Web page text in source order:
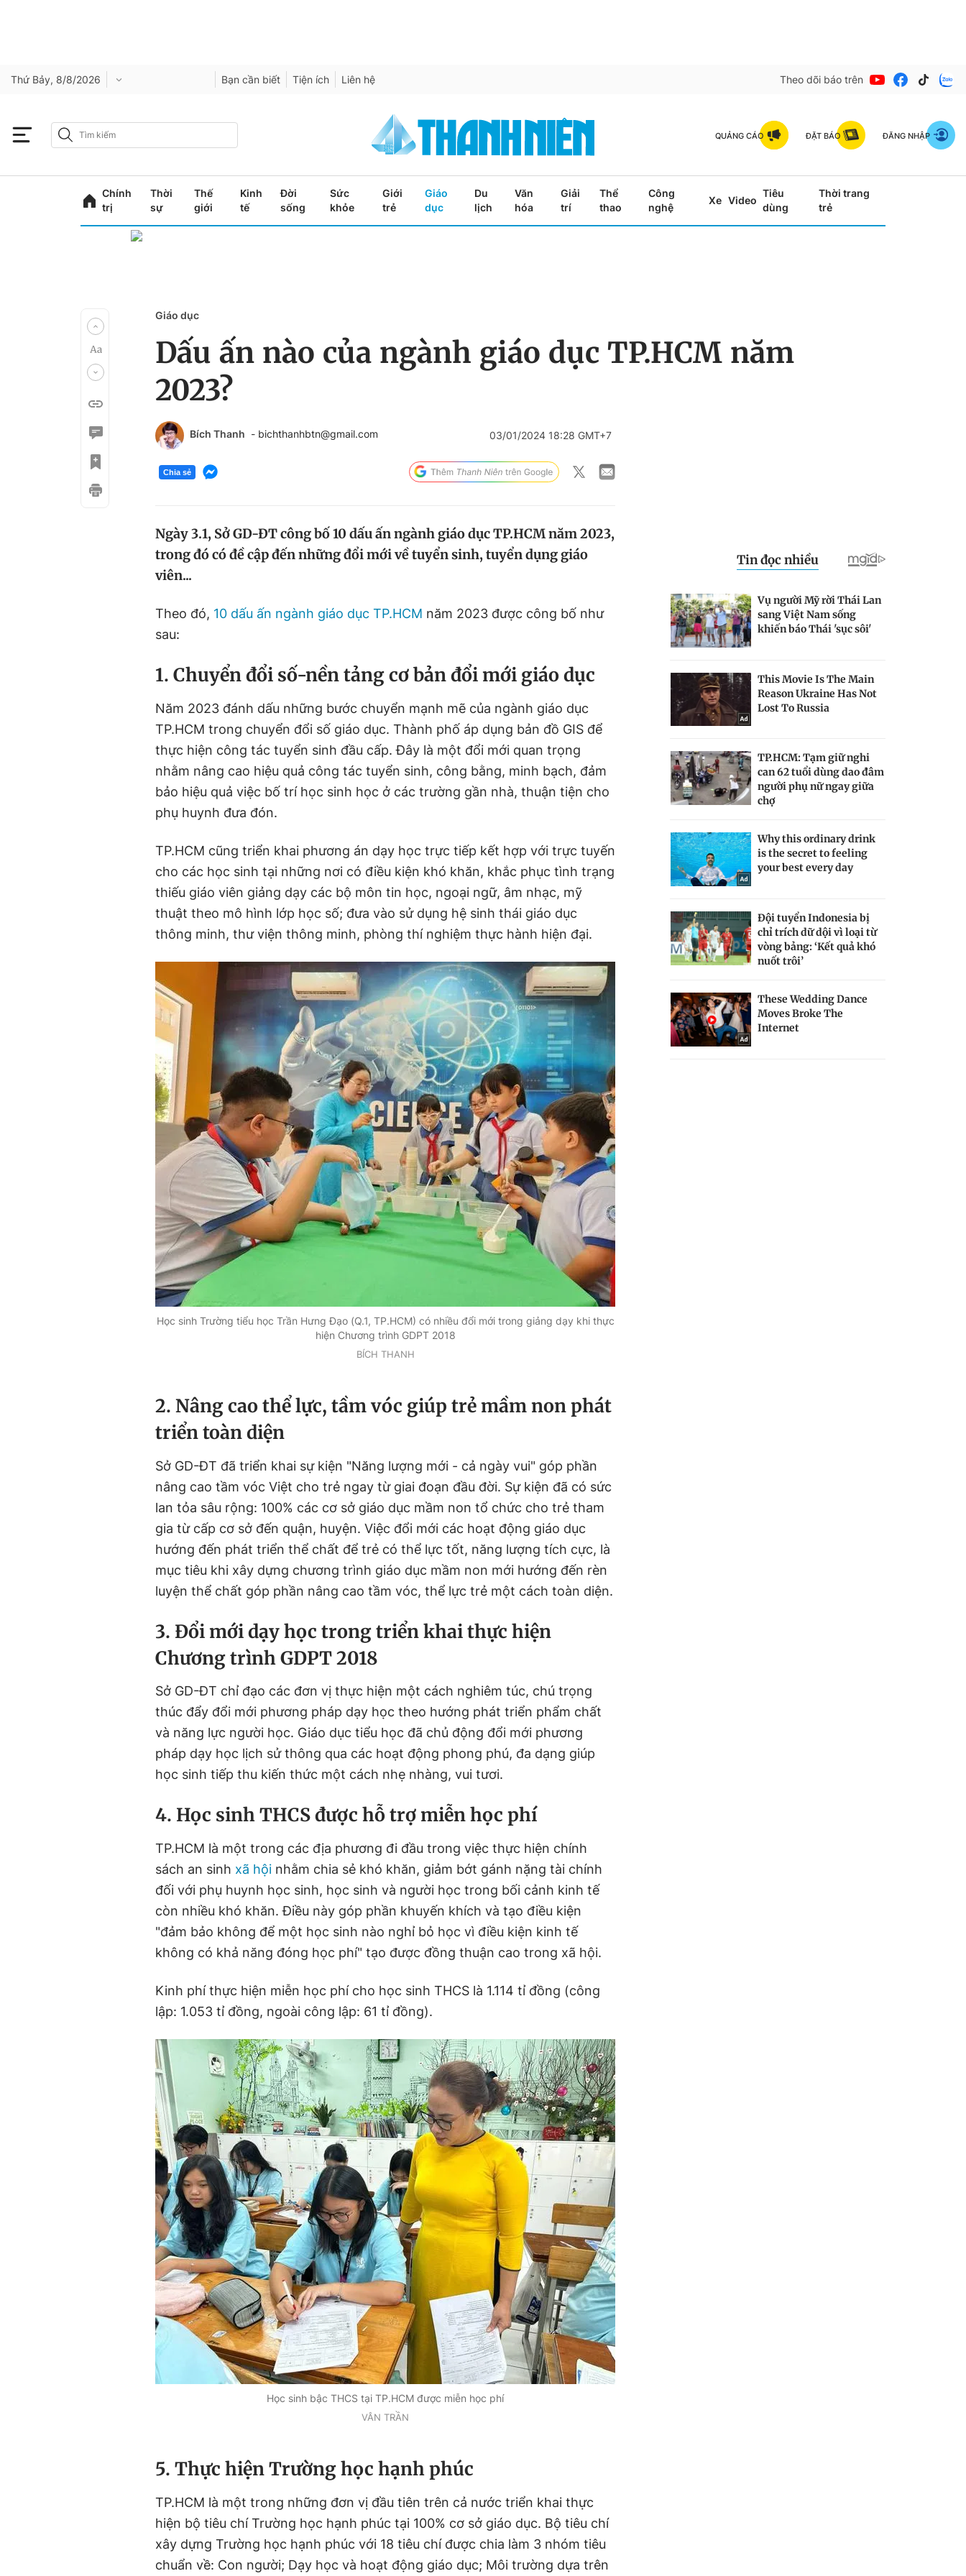
Thứ Bảy, 8/8/2026 Bạn cần biết Tiện ích Liên hệ Theo dõi báo trên
QUẢNG CÁO ĐẶT BÁO ĐĂNG NHẬP
Chính
trị
Thời
sự
Thế
giới
Kinh
tế
Đời
sống
Sức
khỏe
Giới
trẻ
Giáo
dục
Du
lịch
Văn
hóa
Giải
trí
Thể
thao
Công
nghệ
Xe Video
Tiêu
dùng
Thời trang
trẻ
Giáo dục
Dấu ấn nào của ngành giáo dục TP.HCM năm
2023?
Bích Thanh - bichthanhbtn@gmail.com 03/01/2024 18:28 GMT+7
Chia sẻ
Ngày 3.1, Sở GD-ĐT công bố 10 dấu ấn ngành giáo dục TP.HCM năm 2023,
trong đó có đề cập đến những đổi mới về tuyển sinh, tuyển dụng giáo
viên...
Theo đó, 10 dấu ấn ngành giáo dục TP.HCM năm 2023 được công bố như
sau:
1. Chuyển đổi số-nền tảng cơ bản đổi mới giáo dục
Năm 2023 đánh dấu những bước chuyển mạnh mẽ của ngành giáo dục
TP.HCM trong chuyển đổi số giáo dục. Thành phố áp dụng bản đồ GIS để
thực hiện công tác tuyển sinh đầu cấp. Đây là một đổi mới quan trọng
nhằm nâng cao hiệu quả công tác tuyển sinh, công bằng, minh bạch, đảm
bảo hiệu quả việc bố trí học sinh học ở các trường gần nhà, thuận tiện cho
phụ huynh đưa đón.
TP.HCM cũng triển khai phương án dạy học trực tiếp kết hợp với trực tuyến
cho các học sinh tại những nơi có điều kiện khó khăn, khắc phục tình trạng
thiếu giáo viên giảng dạy các bộ môn tin học, ngoại ngữ, âm nhạc, mỹ
thuật theo mô hình lớp học số; đưa vào sử dụng hệ sinh thái giáo dục
thông minh, thư viện thông minh, phòng thí nghiệm thực hành hiện đại.
Học sinh Trường tiểu học Trần Hưng Đạo (Q.1, TP.HCM) có nhiều đổi mới trong giảng dạy khi thực
hiện Chương trình GDPT 2018
BÍCH THANH
2. Nâng cao thể lực, tầm vóc giúp trẻ mầm non phát
triển toàn diện
Sở GD-ĐT đã triển khai sự kiện "Năng lượng mới - cả ngày vui" góp phần
nâng cao tầm vóc Việt cho trẻ ngay từ giai đoạn đầu đời. Sự kiện đã có sức
lan tỏa sâu rộng: 100% các cơ sở giáo dục mầm non tổ chức cho trẻ tham
gia từ cấp cơ sở đến quận, huyện. Việc đổi mới các hoạt động giáo dục
hướng đến phát triển thể chất để trẻ có thể lực tốt, năng lượng tích cực, là
mục tiêu khi xây dựng chương trình giáo dục mầm non mới hướng đến rèn
luyện thể chất góp phần nâng cao tầm vóc, thể lực trẻ một cách toàn diện.
3. Đổi mới dạy học trong triển khai thực hiện
Chương trình GDPT 2018
Sở GD-ĐT chỉ đạo các đơn vị thực hiện một cách nghiêm túc, chú trọng
thúc đẩy đổi mới phương pháp dạy học theo hướng phát triển phẩm chất
và năng lực người học. Giáo dục tiểu học đã chủ động đổi mới phương
pháp dạy học lịch sử thông qua các hoạt động phong phú, đa dạng giúp
học sinh tiếp thu kiến thức một cách nhẹ nhàng, vui tươi.
4. Học sinh THCS được hỗ trợ miễn học phí
TP.HCM là một trong các địa phương đi đầu trong việc thực hiện chính
sách an sinh xã hội nhằm chia sẻ khó khăn, giảm bớt gánh nặng tài chính
đối với phụ huynh học sinh, học sinh và người học trong bối cảnh kinh tế
còn nhiều khó khăn. Điều này góp phần khuyến khích và tạo điều kiện
"đảm bảo không để một học sinh nào nghỉ bỏ học vì điều kiện kinh tế
không có khả năng đóng học phí" tạo được đồng thuận cao trong xã hội.
Kinh phí thực hiện miễn học phí cho học sinh THCS là 1.114 tỉ đồng (công
lập: 1.053 tỉ đồng, ngoài công lập: 61 tỉ đồng).
Học sinh bậc THCS tại TP.HCM được miễn học phí
VÂN TRẦN
5. Thực hiện Trường học hạnh phúc
TP.HCM là một trong những đơn vị đầu tiên trên cả nước triển khai thực
hiện bộ tiêu chí Trường học hạnh phúc tại 100% cơ sở giáo dục. Bộ tiêu chí
xây dựng Trường học hạnh phúc với 18 tiêu chí được chia làm 3 nhóm tiêu
chuẩn về: Con người; Dạy học và hoạt động giáo dục; Môi trường dựa trên